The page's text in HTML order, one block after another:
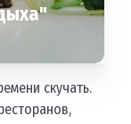
скучать.